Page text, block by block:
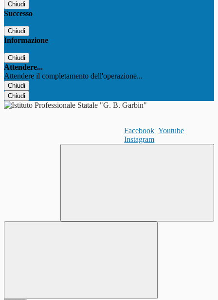
Chiudi
Successo
Chiudi
Informazione
Chiudi
Attendere...
Attendere il completamento dell'operazione...
Chiudi
Chiudi
Facebook Youtube
Instagram